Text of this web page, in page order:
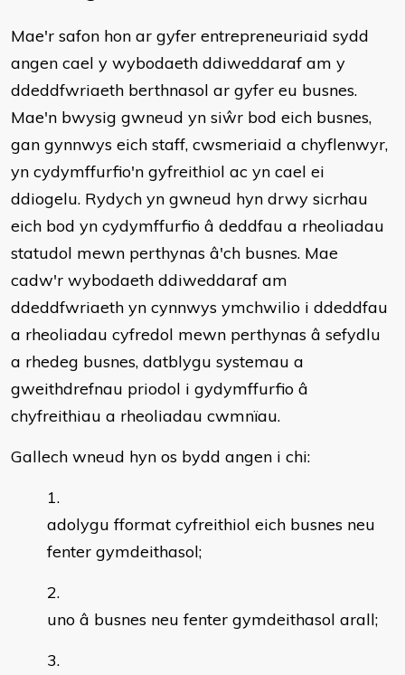
Mae'r safon hon ar gyfer entrepreneuriaid sydd
angen cael y wybodaeth ddiweddaraf am y
ddeddfwriaeth berthnasol ar gyfer eu busnes.
Mae'n bwysig gwneud yn siŵr bod eich busnes,
gan gynnwys eich staff, cwsmeriaid a chyflenwyr,
yn cydymffurfio'n gyfreithiol ac yn cael ei
ddiogelu. Rydych yn gwneud hyn drwy sicrhau
eich bod yn cydymffurfio â deddfau a rheoliadau
statudol mewn perthynas â'ch busnes. Mae
cadw'r wybodaeth ddiweddaraf am
ddeddfwriaeth yn cynnwys ymchwilio i ddeddfau
a rheoliadau cyfredol mewn perthynas â sefydlu
a rhedeg busnes, datblygu systemau a
gweithdrefnau priodol i gydymffurfio â
chyfreithiau a rheoliadau cwmnïau.
Gallech wneud hyn os bydd angen i chi:
adolygu fformat cyfreithiol eich busnes neu
fenter gymdeithasol;
uno â busnes neu fenter gymdeithasol arall;